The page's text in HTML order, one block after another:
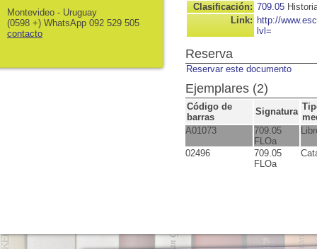
Clasificación: 709.05
Link: http://
lvl=
Reserva
Reservar este documento
Ejemplares (2)
Código de
barras
Signatura
A01073
709.05
FLOa
02496
709.05
FLOa
Montevideo - Uruguay
(0598 +) WhatsApp 092 529 505
contacto